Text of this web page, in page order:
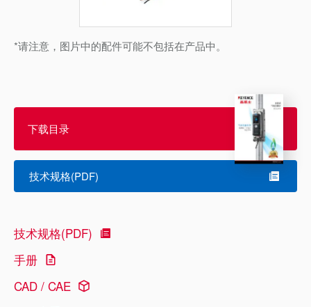
*请注意，图片中的配件可能不包括在产品中。
下载目录
技术规格(PDF)
技术规格(PDF)
手册
CAD / CAE